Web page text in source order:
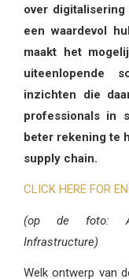
over
een waardevol
maakt het
uiteenlopende
inzichten die
professionals in
beter rekening te
supply chain.
CLICK HERE FOR
(op de foto:
Infrastructure)
Welk ontwerp van